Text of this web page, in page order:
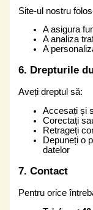
Site-ul nostru
A asigura
A analiza
A
6. Drepturile
Aveți dreptul să:
Accesați și
Corectați
Retrageți
Depuneți o
datelor
7. Contact
Pentru orice